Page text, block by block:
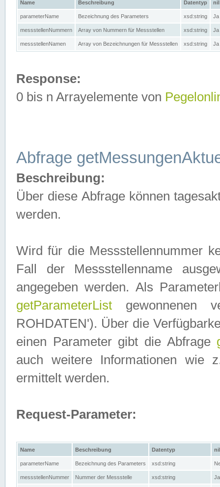
Name Beschreibung Datentyp nil
parameterName Bezeichnung des Parameters xsd:string Ja
messstellenNummern Array von Nummern für Messstellen xsd:string Ja
messstellenNamen Array von Bezeichnungen für Messstellen xsd:string Ja
Response:
0 bis n Arrayelemente von
Abfrage
Beschreibung:
Über diese Abfrage können
werden.
Wird für die Messstellennummer
Fall der Messstellenname
angegeben werden. Als
getParameterList gewonnenen
ROHDATEN'). Über die
einen Parameter gibt die Abfrage
auch weitere Informationen wie
ermittelt werden.
Request-Parameter:
Name Beschreibung Datentyp nil
parameterName Bezeichnung des Parameters xsd:string
messstellenNummer Nummer der Messstelle xsd:string Ja